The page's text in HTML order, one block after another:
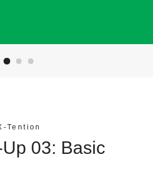
Tention
03: Basic